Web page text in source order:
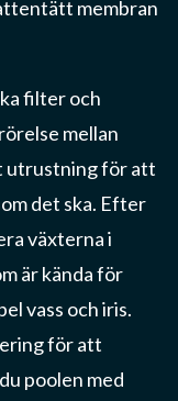
membran
filter och
mellan
utrustning för att
det ska. Efter
växterna i
är kända för
vass och iris.
för att
poolen med